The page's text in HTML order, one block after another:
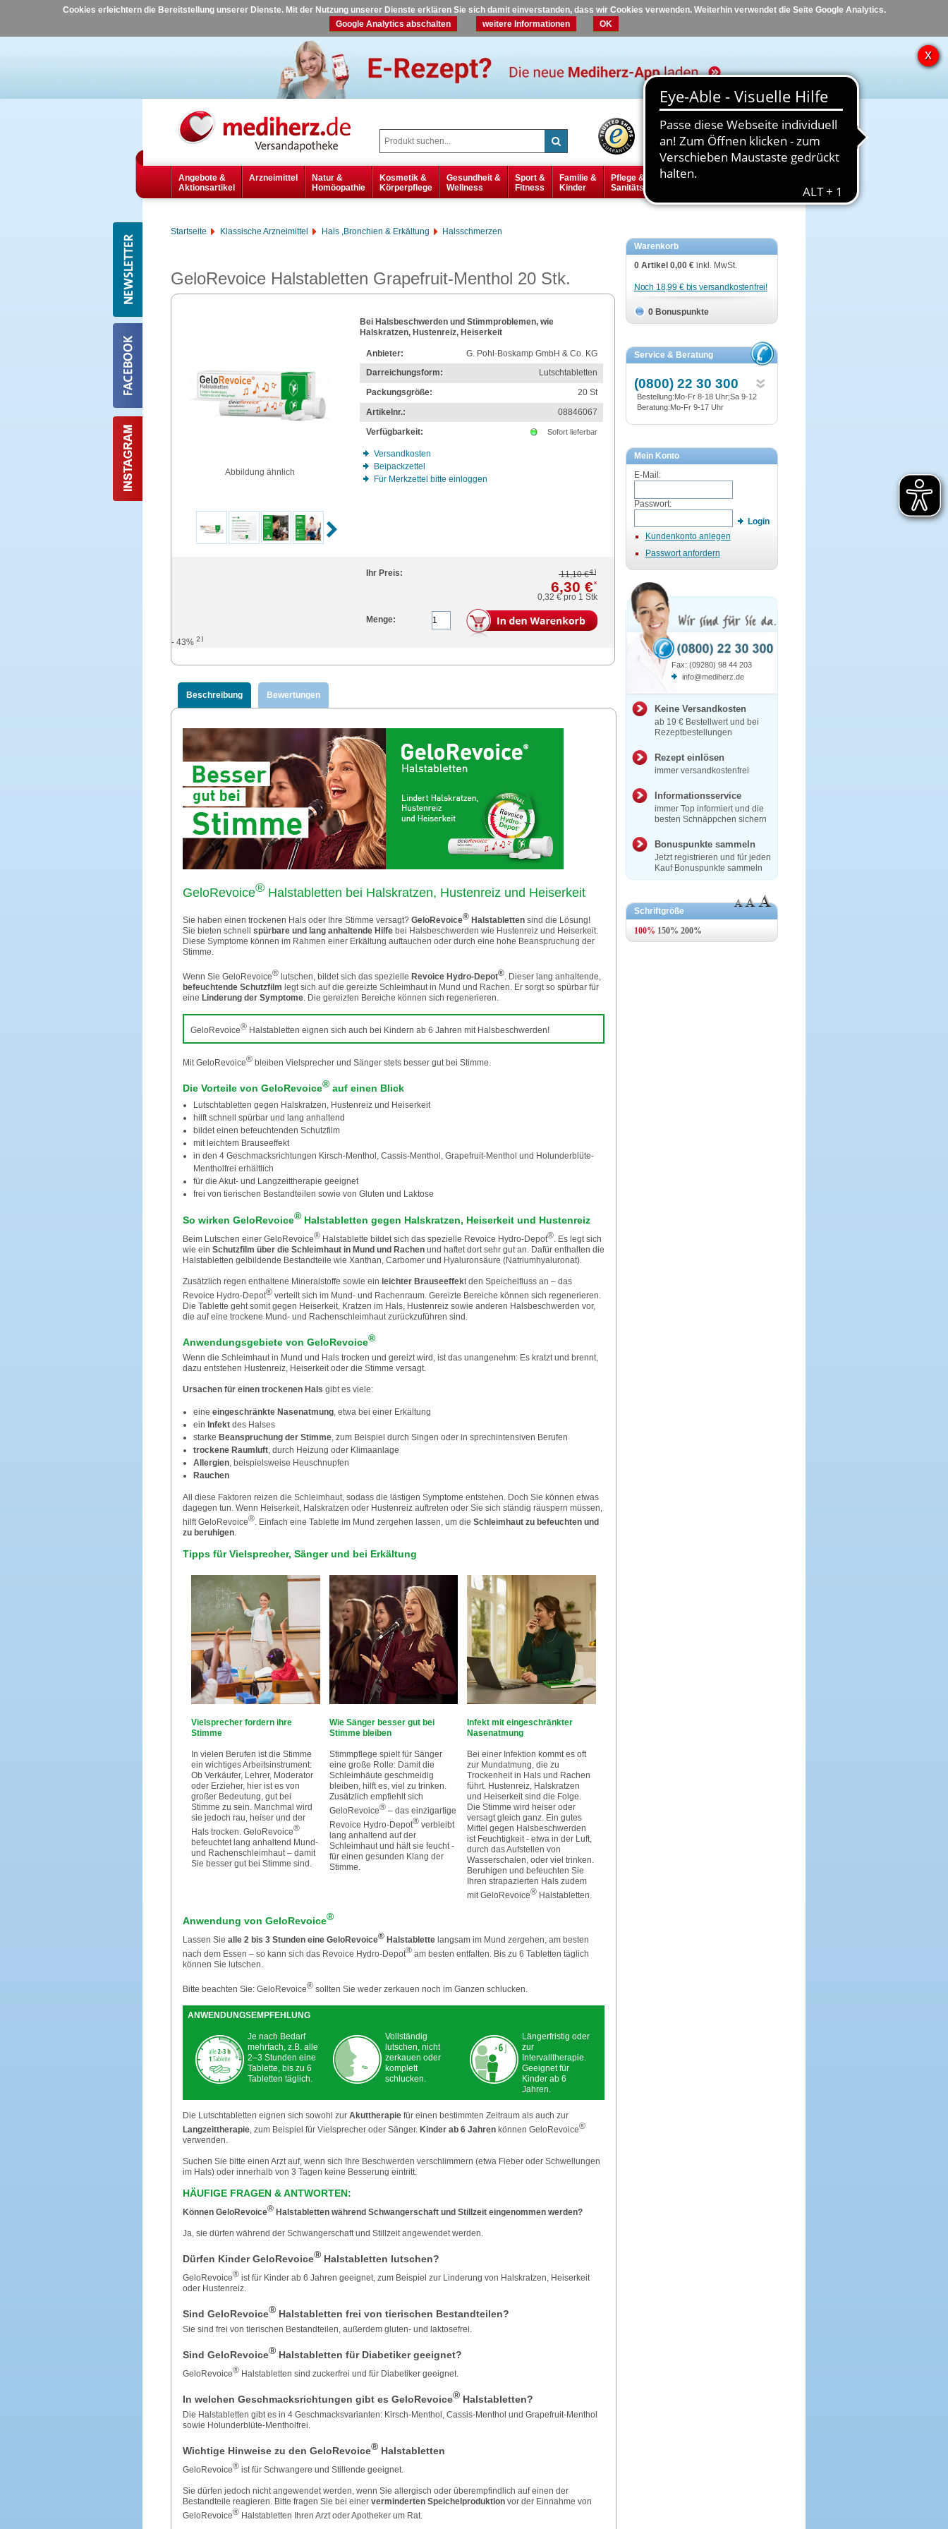
Cookies erleichtern die Bereitstellung unserer Dienste. Mit der Nutzung unserer Dienste erklären Sie sich damit einverstanden, dass wir Cookies verwenden. Weiterhin verwendet die Seite Google Analytics.
Google Analytics abschalten
weitere Informationen OK
Hilfe Kontakt
Angebote &
Aktionsartikel
Arzneimittel
Natur &
Homöopathie
Kosmetik &
Körperpflege
Gesundheit &
Wellness
Sport &
Fitness
Familie &
Kinder
Pflege &
Sanitätsbedarf
Diabetes
Startseite Klassische Arzneimittel Hals ,Bronchien & Erkältung Halsschmerzen
GeloRevoice Halstabletten Grapefruit-Menthol 20 Stk.
Abbildung ähnlich
Bei Halsbeschwerden und Stimmproblemen, wie
Halskratzen, Hustenreiz, Heiserkeit
Anbieter:
G. Pohl-Boskamp GmbH & Co. KG
Darreichungsform:
Lutschtabletten
Packungsgröße:
20 St
Artikelnr.:
08846067
Verfügbarkeit:
Sofort lieferbar
Versandkosten
Beipackzettel
Für Merkzettel bitte einloggen
Ihr Preis: 11,10 €4)
6,30 €*
0,32 €pro 1 Stk
Menge:
- 43% 2)
Beschreibung Bewertungen
GeloRevoice®Halstabletten bei Halskratzen, Hustenreiz und Heiserkeit
Sie haben einen trockenen Hals oder Ihre Stimme versagt? GeloRevoice®Halstablettensind die Lösung!
Sie bieten schnell spürbare und lang anhaltende Hilfebei Halsbeschwerden wie Hustenreiz und Heiserkeit.
Diese Symptome können im Rahmen einer Erkältung auftauchen oder durch eine hohe Beanspruchung der
Stimme.
Wenn Sie GeloRevoice®lutschen, bildet sich das spezielle Revoice Hydro-Depot®. Dieser lang anhaltende,
befeuchtende Schutzfilm legt sich auf die gereizte Schleimhaut in Mund und Rachen. Er sorgt so spürbar für
eine Linderung der Symptome. Die gereizten Bereiche können sich regenerieren.
GeloRevoice®Halstabletten eignen sich auch bei Kindern ab 6 Jahren mit Halsbeschwerden!
Mit GeloRevoice®bleiben Vielsprecher und Sänger stets besser gut bei Stimme.
Die Vorteile von GeloRevoice®auf einen Blick
Lutschtabletten gegen Halskratzen, Hustenreiz und Heiserkeit
hilft schnell spürbar und lang anhaltend
bildet einen befeuchtenden Schutzfilm
mit leichtem Brauseeffekt
in den 4 Geschmacksrichtungen Kirsch-Menthol, Cassis-Menthol, Grapefruit-Menthol und Holunderblüte-
Mentholfrei erhältlich
für die Akut- und Langzeittherapie geeignet
frei von tierischen Bestandteilen sowie von Gluten und Laktose
So wirken GeloRevoice®Halstabletten gegen Halskratzen, Heiserkeit und Hustenreiz
Beim Lutschen einer GeloRevoice®Halstablette bildet sich das spezielle Revoice Hydro-Depot®. Es legt sich
wie ein Schutzfilm über die Schleimhaut in Mund und Rachenund haftet dort sehr gut an. Dafür enthalten die
Halstabletten gelbildende Bestandteile wie Xanthan, Carbomer und Hyaluronsäure (Natriumhyaluronat).
Zusätzlich regen enthaltene Mineralstoffe sowie ein leichter Brauseeffekt den Speichelfluss an – das
Revoice Hydro-Depot®verteilt sich im Mund- und Rachenraum. Gereizte Bereiche können sich regenerieren.
Die Tablette geht somit gegen Heiserkeit, Kratzen im Hals, Hustenreiz sowie anderen Halsbeschwerden vor,
die auf eine trockene Mund- und Rachenschleimhaut zurückzuführen sind.
Anwendungsgebiete von GeloRevoice®
Wenn die Schleimhaut in Mund und Hals trocken und gereizt wird, ist das unangenehm: Es kratzt und brennt,
dazu entstehen Hustenreiz, Heiserkeit oder die Stimme versagt.
Ursachen für einen trockenen Hals gibt es viele:
eine eingeschränkte Nasenatmung, etwa bei einer Erkältung
ein Infektdes Halses
starke Beanspruchung der Stimme, zum Beispiel durch Singen oder in sprechintensiven Berufen
trockene Raumluft, durch Heizung oder Klimaanlage
Allergien, beispielsweise Heuschnupfen
Rauchen
All diese Faktoren reizen die Schleimhaut, sodass die lästigen Symptome entstehen. Doch Sie können etwas
dagegen tun. Wenn Heiserkeit, Halskratzen oder Hustenreiz auftreten oder Sie sich ständig räuspern müssen,
hilft GeloRevoice®. Einfach eine Tablette im Mund zergehen lassen, um die Schleimhaut zu befeuchten und
zu beruhigen.
Tipps für Vielsprecher, Sänger und bei Erkältung
Vielsprecher fordern ihre
Stimme
In vielen Berufen ist die Stimme
ein wichtiges Arbeitsinstrument:
Ob Verkäufer, Lehrer, Moderator
oder Erzieher, hier ist es von
großer Bedeutung, gut bei
Stimme zu sein. Manchmal wird
sie jedoch rau, heiser und der
Hals trocken. GeloRevoice®
befeuchtet lang anhaltend Mund-
und Rachenschleimhaut – damit
Sie besser gut bei Stimme sind.
Wie Sänger besser gut bei
Stimme bleiben
Stimmpflege spielt für Sänger
eine große Rolle: Damit die
Schleimhäute geschmeidig
bleiben, hilft es, viel zu trinken.
Zusätzlich empfiehlt sich
GeloRevoice®– das einzigartige
Revoice Hydro-Depot®verbleibt
lang anhaltend auf der
Schleimhaut und hält sie feucht -
für einen gesunden Klang der
Stimme.
Infekt mit eingeschränkter
Nasenatmung
Bei einer Infektion kommt es oft
zur Mundatmung, die zu
Trockenheit in Hals und Rachen
führt. Hustenreiz, Halskratzen
und Heiserkeit sind die Folge.
Die Stimme wird heiser oder
versagt gleich ganz. Ein gutes
Mittel gegen Halsbeschwerden
ist Feuchtigkeit - etwa in der Luft,
durch das Aufstellen von
Wasserschalen, oder viel trinken.
Beruhigen und befeuchten Sie
Ihren strapazierten Hals zudem
mit GeloRevoice®Halstabletten.
Anwendung von GeloRevoice®
Lassen Sie alle 2 bis 3 Stunden eine GeloRevoice®Halstablettelangsam im Mund zergehen, am besten
nach dem Essen – so kann sich das Revoice Hydro-Depot®am besten entfalten. Bis zu 6 Tabletten täglich
können Sie lutschen.
Bitte beachten Sie: GeloRevoice®sollten Sie weder zerkauen noch im Ganzen schlucken.
ANWENDUNGSEMPFEHLUNG
Je nach Bedarf
mehrfach, z.B. alle
2–3 Stunden eine
Tablette, bis zu 6
Tabletten täglich.
Vollständig
lutschen, nicht
zerkauen oder
komplett
schlucken.
Längerfristig oder
zur
Intervalltherapie.
Geeignet für
Kinder ab 6
Jahren.
Die Lutschtabletten eignen sich sowohl zur Akuttherapiefür einen bestimmten Zeitraum als auch zur
Langzeittherapie, zum Beispiel für Vielsprecher oder Sänger. Kinder ab 6 Jahrenkönnen GeloRevoice®
verwenden.
Suchen Sie bitte einen Arzt auf, wenn sich Ihre Beschwerden verschlimmern (etwa Fieber oder Schwellungen
im Hals) oder innerhalb von 3 Tagen keine Besserung eintritt.
HÄUFIGE FRAGEN & ANTWORTEN:
Können GeloRevoice®Halstabletten während Schwangerschaft und Stillzeit eingenommen werden?
Ja, sie dürfen während der Schwangerschaft und Stillzeit angewendet werden.
Dürfen Kinder GeloRevoice®Halstabletten lutschen?
GeloRevoice®ist für Kinder ab 6 Jahren geeignet, zum Beispiel zur Linderung von Halskratzen, Heiserkeit
oder Hustenreiz.
Sind GeloRevoice®Halstabletten frei von tierischen Bestandteilen?
Sie sind frei von tierischen Bestandteilen, außerdem gluten- und laktosefrei.
Sind GeloRevoice®Halstabletten für Diabetiker geeignet?
GeloRevoice®Halstabletten sind zuckerfrei und für Diabetiker geeignet.
In welchen Geschmacksrichtungen gibt es GeloRevoice®Halstabletten?
Die Halstabletten gibt es in 4 Geschmacksvarianten: Kirsch-Menthol, Cassis-Menthol und Grapefruit-Menthol
sowie Holunderblüte-Mentholfrei.
Wichtige Hinweise zu den GeloRevoice®Halstabletten
GeloRevoice®ist für Schwangere und Stillende geeignet.
Sie dürfen jedoch nicht angewendet werden, wenn Sie allergisch oder überempfindlich auf einen der
Bestandteile reagieren. Bitte fragen Sie bei einer verminderten Speichelproduktionvor der Einnahme von
GeloRevoice®Halstabletten Ihren Arzt oder Apotheker um Rat.
Warenkorb
0 Artikel 0,00 € inkl. MwSt.
Noch 18,99 € bis versandkostenfrei!
0 Bonuspunkte
Service & Beratung
(0800) 22 30 300
Bestellung:Mo-Fr 8-18 Uhr;Sa 9-12
Beratung:Mo-Fr 9-17 Uhr
Mein Konto
E-Mail:
Passwort:
Login
Kundenkonto anlegen
Passwort anfordern
Fax: (09280) 98 44 203
info@mediherz.de
Keine Versandkosten
ab 19 € Bestellwert und bei
Rezeptbestellungen
Rezept einlösen
immer versandkostenfrei
Informationsservice
immer Top informiert und die
besten Schnäppchen sichern
Bonuspunkte sammeln
Jetzt registrieren und für jeden
Kauf Bonuspunkte sammeln
Schriftgröße